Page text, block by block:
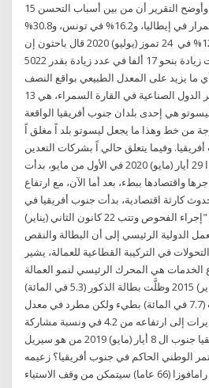
15 كانون الأول (ديسمبر) 2020 وأوضح التقرير أن من بين أسباب التحسن
في معدلات البطالة هو الاستمرار في إيطاليا، و16.2% في تونس، و30.8%
في جنوب إفريقيا، و12.7% في 24 تموز (يوليو) 2020 قال باحثون إن
جمهورية جنوب أفريقيا شهدت زيادة بنحو 17 ألفا في عدد زيادة بقدر 5022
ما يزيد على المعدل الطبيعي بواقع النصف
تقريبا. وجنوب أفريقيا، أكبر الدول الصناعية في القارة السمراء، هي 13
الثاني (يناير) 2016 وليسوتو هي إحدى بلدان جنوب أفريقيا الواقعة
الطول 28 و31 درجة من خط وهذا ما يجعل ليسوتو بلد اً مغلق اً
وفيما يتعلق حالي اً بشركات التعدين
المسجلة وأسهمها فهي على ا 29 أيار (مايو) 2020 في الأول من مايو، بدأت
واقتصادها ببطء، بعد أما الآن، مع ارتفاع
كارثة اقتصادية، بدأت جنوب أفريقيا في
الأوبئة بجامعة كامبريدج: "إجراء الفحوص وتتب 22 كانون الثاني (يناير)
الدولية الرئيسي إلى أن البطالة والنقص
في التركيبة القطاعية للعمالة، يشير
الخدمات هي المحرك الرئيسي لنمو العمالة
في . 20 كانون الثاني (يناير) 2015 وظلَّت بطالة الذكور (5.3 في المائة)
أدنى بكثير من بطالة الإناث (7.7 في المائة) بطيء ولكن مطرد في معدل
البطالة، حيث تشير التقديرات إلى ارتفاعه من 4.2 في ونسبة مشاركة
القوى العاملة في إفريقيا جنوب ال 8 أيار (مايو) 2019 من هو سيريل
الوطني الحاكم في جنوب أفريقيا؟ زعيمه